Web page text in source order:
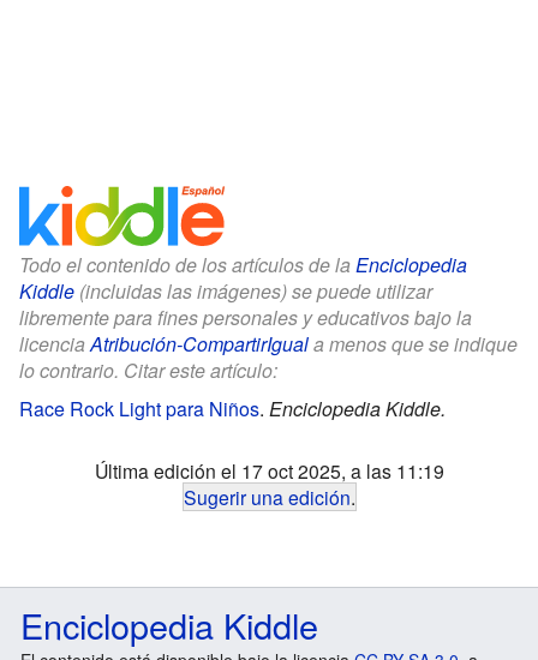
Todo el contenido de los artículos de la Enciclopedia
Kiddle (incluidas las imágenes) se puede utilizar
libremente para fines personales y educativos bajo la
licenciaAtribución-CompartirIguala menos que se indique
lo contrario. Citar este artículo:
Race Rock Light para Niños. Enciclopedia Kiddle.
Última edición el 17 oct 2025, a las 11:19
Sugerir una edición.
Enciclopedia Kiddle